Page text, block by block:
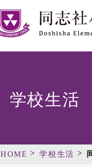
学校生活
HOME 学校生活